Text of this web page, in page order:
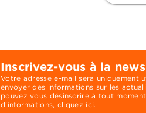
Inscrivez-vous à la
Votre adresse e-mail sera uniquement
envoyer des informations sur les
pouvez vous désinscrire à tout
d’informations, cliquez ici.